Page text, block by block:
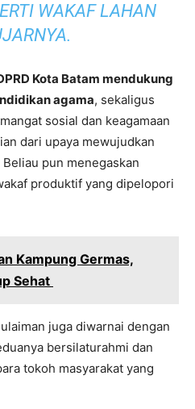
WAKAF LAHAN
Kota Batam mendukung
agama, sekaligus
sosial dan keagamaan
dari upaya mewujudkan
pun menegaskan
produktif yang dipelopori
Kampung Germas,
Sehat
juga diwarnai dengan
bersilaturahmi dan
tokoh masyarakat yang